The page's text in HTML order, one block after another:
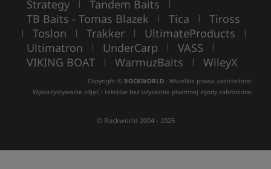
Strategy | Tandem Baits |
TB Baits - Tomas Blazek | Tica | Tiross
| Toslon | Trakker | UltimateProducts |
Ultimatron | UnderCarp | VASS |
VIKING BOAT | WarmuzBaits | WileyX
Copyright © ROCKWORLD - Wszelkie prawa zastrzeżone.
Wykorzystywanie zdjęć i tekstów bez uzyskania pisemnej zgody zabronione.
© Rockworld 2004 - 2026